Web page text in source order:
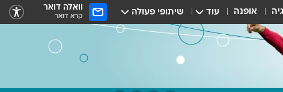
אופנה עוד שיתופי פעולה וואלה דואר
קרא דואר